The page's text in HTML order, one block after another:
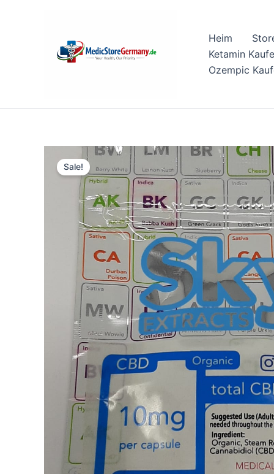
Heim
Ketamin
Ozempic
Sale!